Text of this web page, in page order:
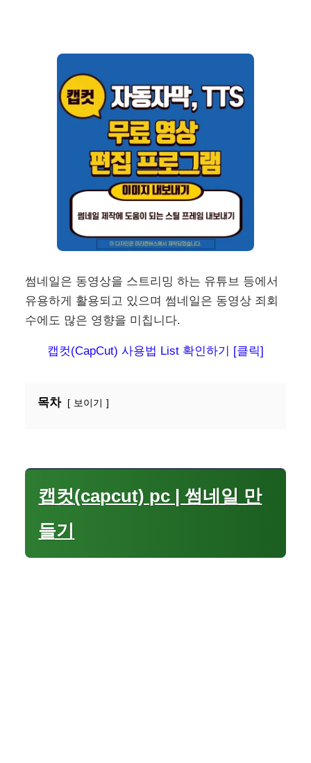
썸네일은 동영상을 스트리밍 하는 유튜브 등에서
유용하게 활용되고 있으며 썸네일은 동영상 죄회
수에도 많은 영향을 미칩니다.
캡컷(CapCut) 사용법 List 확인하기 [클릭]
목차 보이기
캡컷(capcut) pc | 썸네일 만
들기